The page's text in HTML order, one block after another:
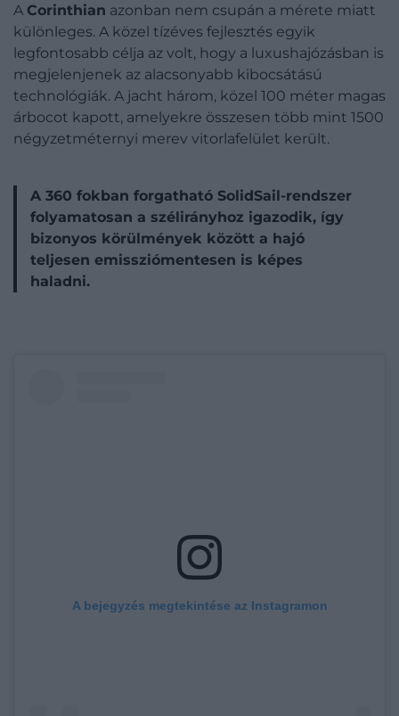
A Corinthian azonban nem csupán a mérete miatt
különleges. A közel tízéves fejlesztés egyik
legfontosabb célja az volt, hogy a luxushajózásban is
megjelenjenek az alacsonyabb kibocsátású
technológiák. A jacht három, közel 100 méter magas
árbocot kapott, amelyekre összesen több mint 1500
négyzetméternyi merev vitorlafelület került.
A 360 fokban forgatható SolidSail-rendszer
folyamatosan a szélirányhoz igazodik, így
bizonyos körülmények között a hajó
teljesen emissziómentesen is képes
haladni.
A bejegyzés megtekintése az Instagramon